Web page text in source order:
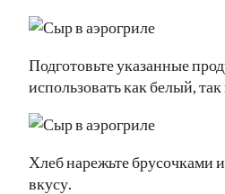
Подготовьте указанные
использовать как белый,
Хлеб нарежьте брусочками
вкусу.